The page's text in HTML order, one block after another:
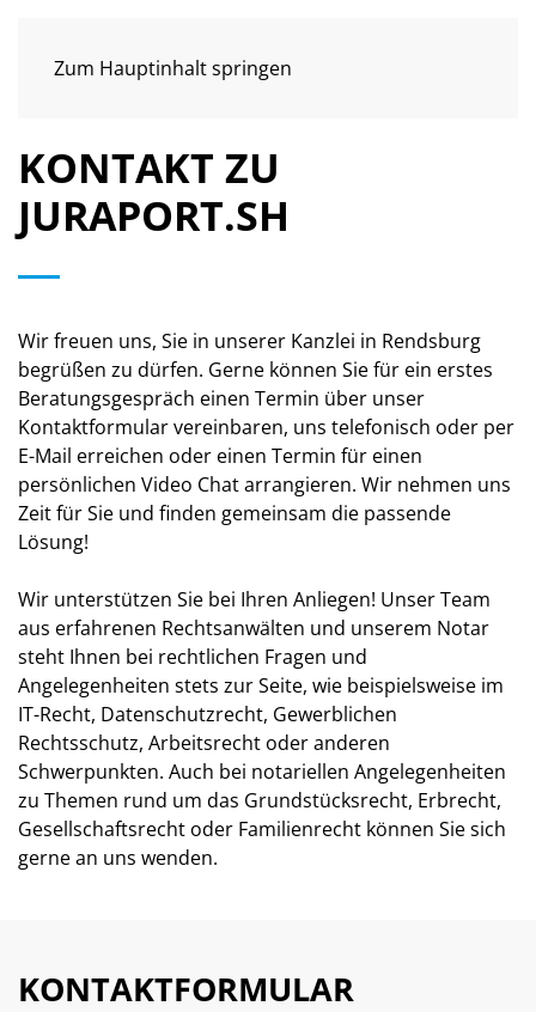
Zum Hauptinhalt springen
KONTAKT ZU
JURAPORT.SH
Wir freuen uns, Sie in unserer Kanzlei in Rendsburg
begrüßen zu dürfen. Gerne können Sie für ein erstes
Beratungsgespräch einen Termin über unser
Kontaktformular vereinbaren, uns telefonisch oder per
E-Mail erreichen oder einen Termin für einen
persönlichen Video Chat arrangieren. Wir nehmen uns
Zeit für Sie und finden gemeinsam die passende
Lösung!
Wir unterstützen Sie bei Ihren Anliegen! Unser Team
aus erfahrenen Rechtsanwälten und unserem Notar
steht Ihnen bei rechtlichen Fragen und
Angelegenheiten stets zur Seite, wie beispielsweise im
IT-Recht, Datenschutzrecht, Gewerblichen
Rechtsschutz, Arbeitsrecht oder anderen
Schwerpunkten. Auch bei notariellen Angelegenheiten
zu Themen rund um das Grundstücksrecht, Erbrecht,
Gesellschaftsrecht oder Familienrecht können Sie sich
gerne an uns wenden.
KONTAKTFORMULAR